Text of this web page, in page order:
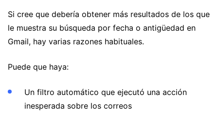
Si cree que debería obtener más resultados de los que
le muestra su búsqueda por fecha o antigüedad en
Gmail, hay varias razones habituales.
Puede que haya:
Un filtro automático que ejecutó una acción
inesperada sobre los correos